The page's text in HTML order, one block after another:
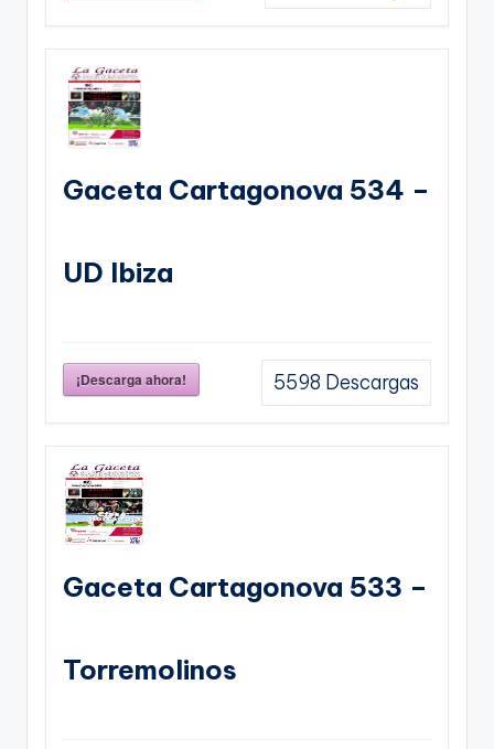
Gaceta Cartagonova 534 –
UD Ibiza
¡Descarga ahora! 5598 Descargas
Gaceta Cartagonova 533 –
Torremolinos